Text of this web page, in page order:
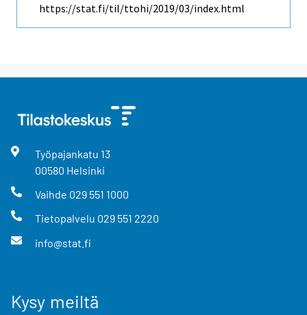
https://stat.fi/til/ttohi/2019/03/index.html
Työpajankatu 13
00580 Helsinki
Vaihde 029 551 1000
Tietopalvelu 029 551 2220
info@stat.fi
Kysy meiltä